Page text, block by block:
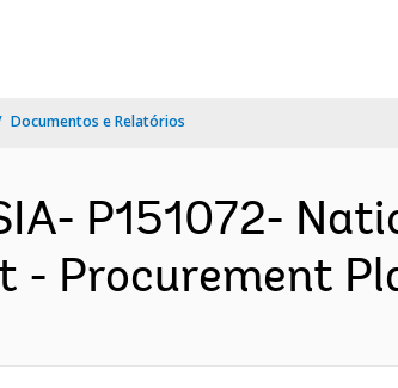
Documentos e Relatórios
P151072-
- Procurement